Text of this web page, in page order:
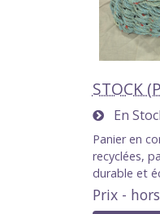
STOCK
En
Panier en
recyclées,
durable et
Prix -